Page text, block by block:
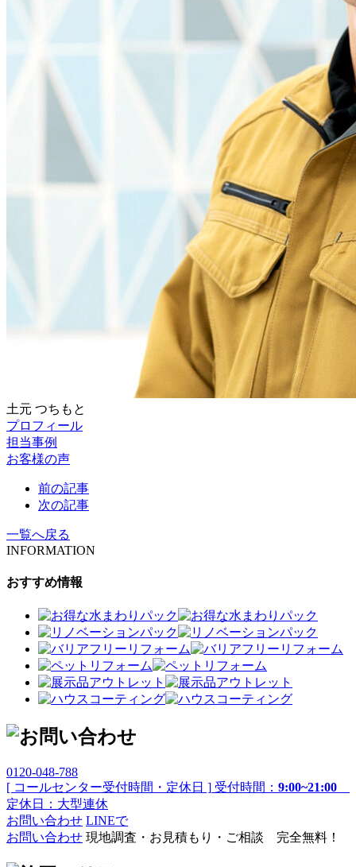
土元 つちもと
プロフィール
担当事例
お客様の声
前の記事
次の記事
一覧へ戻る
INFORMATION
おすすめ情報
0120-048-788
[ コールセンター受付時間・定休日 ] 受付時間： 9:00~21:00
定休日：大型連休
お問い合わせ LINEで
お問い合わせ 現地調査・お見積もり・ご相談 完全無料！